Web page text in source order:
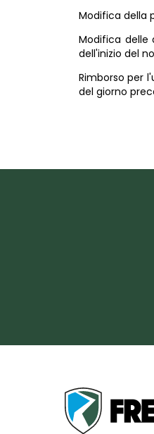
Modifica della
Modifica delle
dell'inizio del
Rimborso per
del giorno